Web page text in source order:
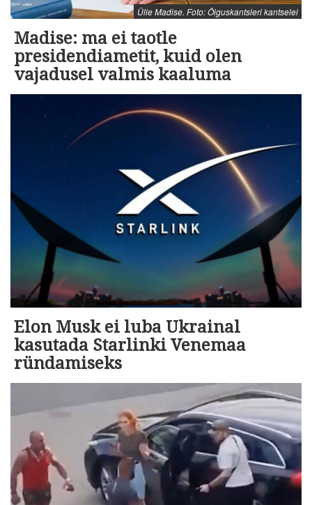
Ülle Madise. Foto: Õiguskantsleri kantselei
Madise: ma ei taotle
presidendiametit, kuid olen
vajadusel valmis kaaluma
Elon Musk ei luba Ukrainal
kasutada Starlinki Venemaa
ründamiseks